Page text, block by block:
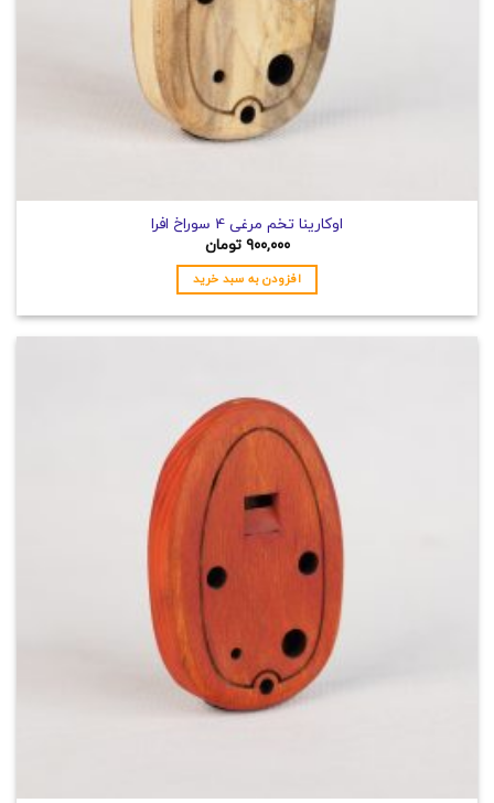
اوکارینا تخم مرغی 4 سوراخ افرا
۹۰۰,۰۰۰ تومان
افزودن به سبد خرید